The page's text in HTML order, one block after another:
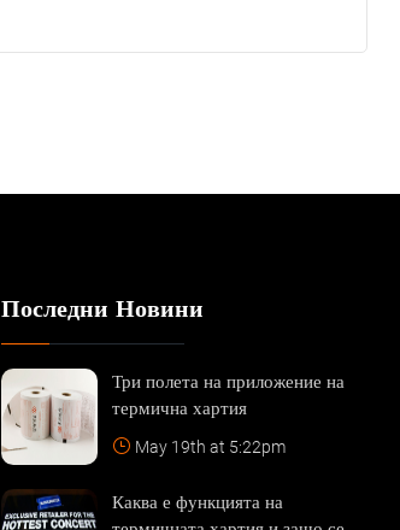
Последни Новини
Три полета на приложение на
термична хартия
May 19th at 5:22pm
Каква е функцията на